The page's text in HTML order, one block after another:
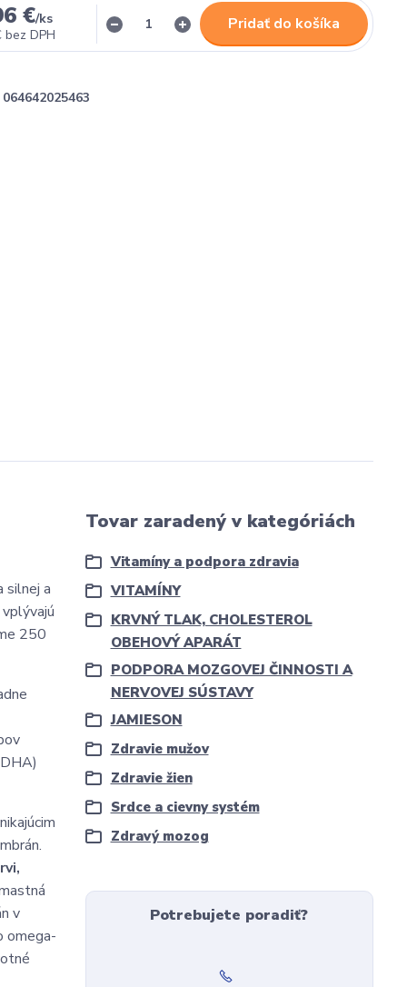
€/ks
bez DPH
Pridať do košíka
064642025463
silnej a
250
v
omega-
Tovar zaradený v kategóriách
Vitamíny a podpora zdravia
VITAMÍNY
KRVNÝ TLAK, CHOLESTEROL
OBEHOVÝ APARÁT
PODPORA MOZGOVEJ ČINNOSTI A
NERVOVEJ SÚSTAVY
JAMIESON
Zdravie mužov
Zdravie žien
Srdce a cievny systém
Zdravý mozog
Potrebujete poradiť?